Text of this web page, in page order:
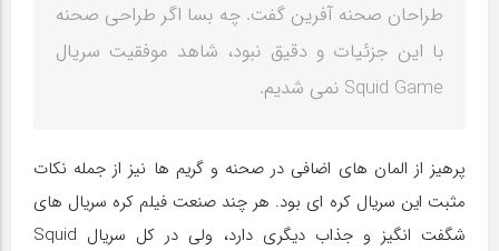
طراحان صحنه آفرین گفت. چه بسا اگر طراحی صحنه
با این جزئیات و دقیق نبود، شاهد موفقیت سریال
Squid Game نمی شدیم.
پرهیز از المان های اضافی در صحنه و گریم ها نیز از جمله نکات
مثبت این سریال کره ای بود. هر چند صنعت فیلم کره سریال های
شگفت انگیز و جذاب دیگری دارد، ولی در کل سریال Squid